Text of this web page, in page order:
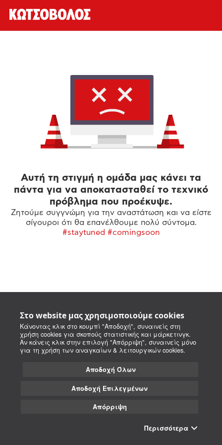
Στο website μας χρησιμοποιούμε cookies
Κάνοντας κλικ στο κουμπί "Αποδοχή", συναινείς στη
χρήση cookies για σκοπούς στατιστικής και μάρκετινγκ.
Αν κάνεις κλικ στην επιλογή "Απόρριψη", συναινείς μόνο
για τη χρήση των αναγκαίων & λειτουργικών cookies.
Αποδοχή Όλων
Αποδοχή Επιλεγμένων
Απόρριψη
Περισσότερα
Αυτή τη στιγμή η ομάδα μας κάνει τα
πάντα για να αποκατασταθεί το τεχνικό
πρόβλημα που προέκυψε.
Ζητούμε συγγνώμη για την αναστάτωση και να είστε
σίγουροι ότι θα επανέλθουμε πολύ σύντομα.
#staytuned #comingsoon